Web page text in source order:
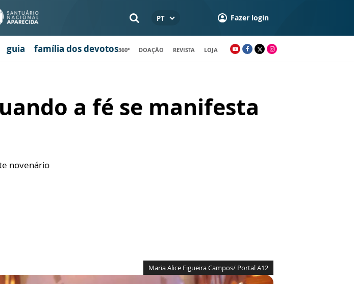
PT Fazer login
guia família dos devotos360º DOAÇÃO REVISTA LOJA
a fé se manifesta
novenário
Maria Alice Figueira Campos/ Portal A12